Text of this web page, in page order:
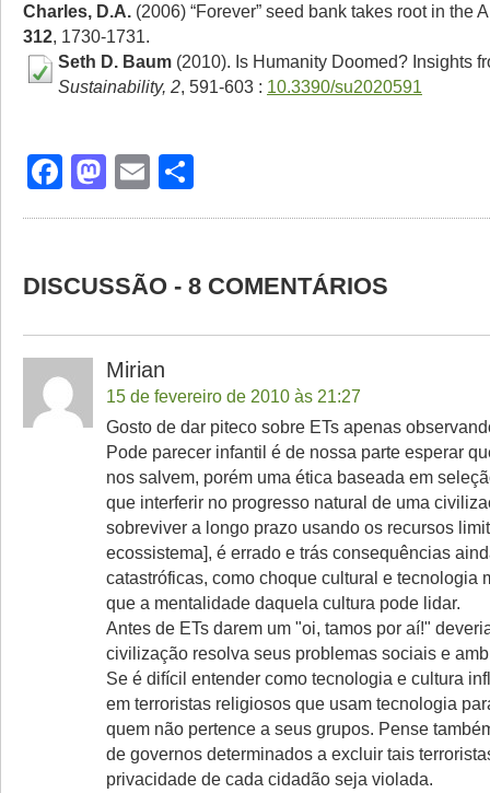
Charles, D.A. (2006) “Forever” seed bank takes root in the
312, 1730-1731.
Seth D. Baum (2010). Is Humanity Doomed? Insights
Sustainability, 2, 591-603 : 10.3390/su2020591
Facebook
Mastodon
Email
DISCUSSÃO - 8 COMENTÁRIOS
Mirian
15 de fevereiro de 2010 às 21:27
Gosto de dar piteco sobre ETs apenas
Pode parecer infantil é de nossa parte esperar
nos salvem, porém uma ética baseada em
que interferir no progresso natural de uma
sobreviver a longo prazo usando os recursos
ecossistema], é errado e trás consequências
catastróficas, como choque cultural e tecnologia
que a mentalidade daquela cultura pode lidar.
Antes de ETs darem um "oi, tamos por aí!"
civilização resolva seus problemas sociais e
Se é difícil entender como tecnologia e cultura
em terroristas religiosos que usam tecnologia
quem não pertence a seus grupos. Pense
de governos determinados a excluir tais
privacidade de cada cidadão seja violada.